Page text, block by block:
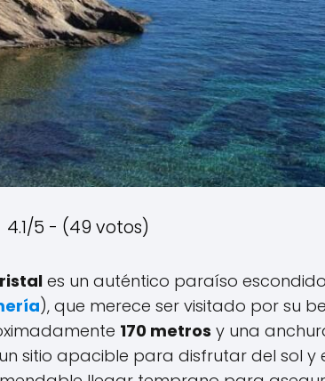
4.1/5 - (49 votos)
es un auténtico paraíso
), que merece ser visitado por su
170 metros y una
sitio apacible para disfrutar del sol y